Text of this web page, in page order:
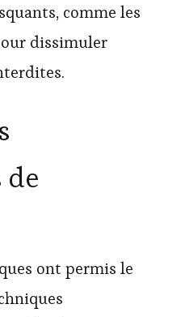
comme les
dissimuler
ont permis le